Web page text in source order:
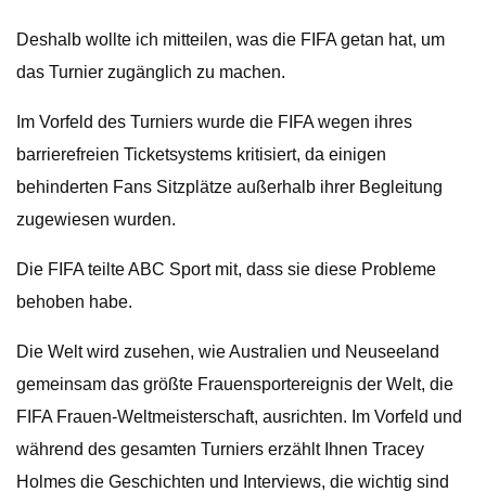
Deshalb wollte ich mitteilen, was die FIFA getan hat, um
das Turnier zugänglich zu machen.
Im Vorfeld des Turniers wurde die FIFA wegen ihres
barrierefreien Ticketsystems kritisiert, da einigen
behinderten Fans Sitzplätze außerhalb ihrer Begleitung
zugewiesen wurden.
Die FIFA teilte ABC Sport mit, dass sie diese Probleme
behoben habe.
Die Welt wird zusehen, wie Australien und Neuseeland
gemeinsam das größte Frauensportereignis der Welt, die
FIFA Frauen-Weltmeisterschaft, ausrichten. Im Vorfeld und
während des gesamten Turniers erzählt Ihnen Tracey
Holmes die Geschichten und Interviews, die wichtig sind